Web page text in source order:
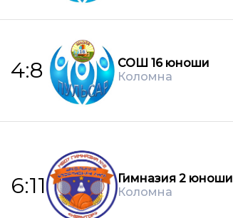
4:8
СОШ 16 юноши
Коломна
6:11
Гимназия 2 юноши
Коломна